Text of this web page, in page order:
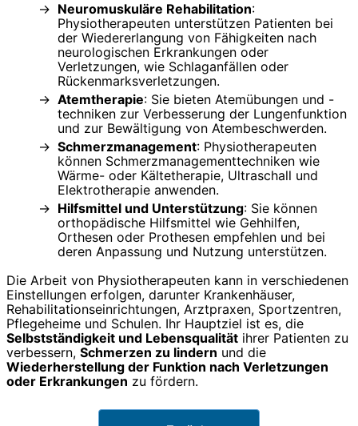
Neuromuskuläre Rehabilitation:
Physiotherapeuten unterstützen Patienten bei
der Wiedererlangung von Fähigkeiten nach
neurologischen Erkrankungen oder
Verletzungen, wie Schlaganfällen oder
Rückenmarksverletzungen.
Atemtherapie: Sie bieten Atemübungen und -
techniken zur Verbesserung der Lungenfunktion
und zur Bewältigung von Atembeschwerden.
Schmerzmanagement: Physiotherapeuten
können Schmerzmanagementtechniken wie
Wärme- oder Kältetherapie, Ultraschall und
Elektrotherapie anwenden.
Hilfsmittel und Unterstützung: Sie können
orthopädische Hilfsmittel wie Gehhilfen,
Orthesen oder Prothesen empfehlen und bei
deren Anpassung und Nutzung unterstützen.
Die Arbeit von Physiotherapeuten kann in verschiedenen
Einstellungen erfolgen, darunter Krankenhäuser,
Rehabilitationseinrichtungen, Arztpraxen, Sportzentren,
Pflegeheime und Schulen. Ihr Hauptziel ist es, die
Selbstständigkeit und Lebensqualität ihrer Patienten zu
verbessern, Schmerzen zu lindern und die
Wiederherstellung der Funktion nach Verletzungen
oder Erkrankungen zu fördern.